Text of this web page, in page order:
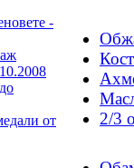
-
от
2/3